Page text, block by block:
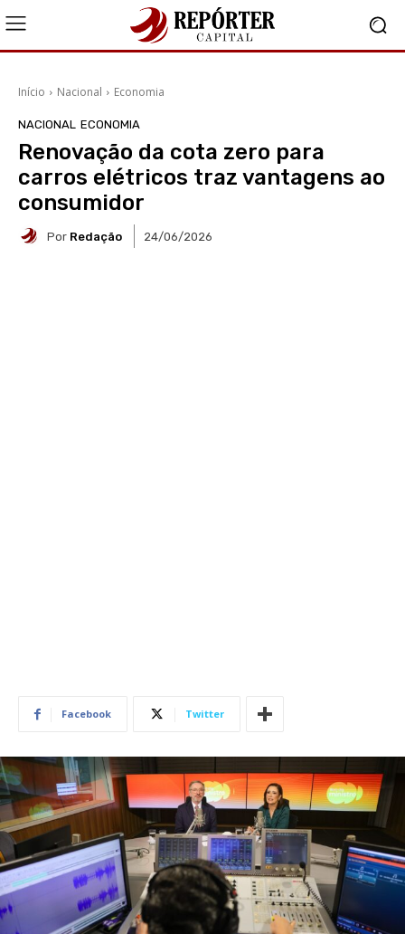
Início Nacional Economia
NACIONAL ECONOMIA
Renovação da cota zero para
carros elétricos traz vantagens ao
consumidor
Por Redação 24/06/2026
Facebook Twitter